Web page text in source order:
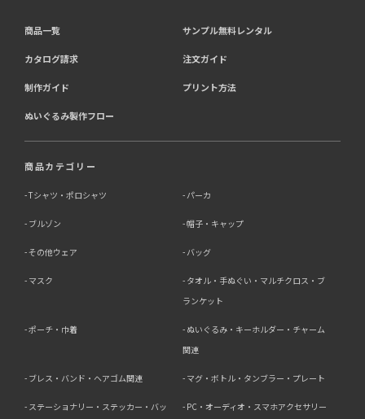
商品一覧 サンプル無料レンタル
カタログ請求 注文ガイド
制作ガイド プリント方法
ぬいぐるみ製作フロー
商品カテゴリー
Tシャツ・ポロシャツ パーカ
ブルゾン 帽子・キャップ
その他ウェア バッグ
マスク
タオル・手ぬぐい・マルチクロス・ブ
ランケット
ポーチ・巾着
ぬいぐるみ・キーホルダー・チャーム
関連
ブレス・バンド・ヘアゴム関連 マグ・ボトル・タンブラー・プレート
ステーショナリー・ステッカー・バッ
PC・オーディオ・スマホアクセサリー